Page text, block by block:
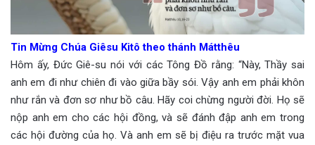
Tin Mừng Chúa Giêsu Kitô theo thánh Mátthêu
Hôm ấy, Đức Giê-su nói với các Tông Đồ rằng: “Này, Thầy sai
anh em đi như chiên đi vào giữa bầy sói. Vậy anh em phải khôn
như rắn và đơn sơ như bồ câu. Hãy coi chừng người đời. Họ sẽ
nộp anh em cho các hội đồng, và sẽ đánh đập anh em trong
các hội đường của họ. Và anh em sẽ bị điệu ra trước mặt vua